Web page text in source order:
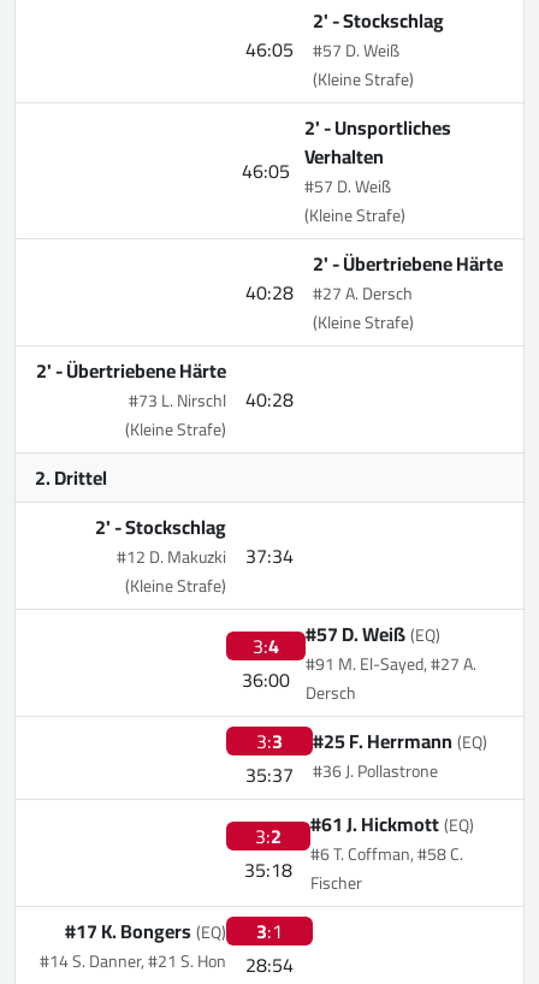
46:05
2' -Stockschlag
#57 D. Weiß
(Kleine Strafe)
46:05
2' -Unsportliches
Verhalten
#57 D. Weiß
(Kleine Strafe)
40:28
2' -Übertriebene Härte
#27 A. Dersch
(Kleine Strafe)
40:28
2' -Übertriebene Härte
#73 L. Nirschl
(Kleine Strafe)
2. Drittel
37:34
2' -Stockschlag
#12 D. Makuzki
(Kleine Strafe)
3:4
36:00
#57 D. Weiß(EQ)
#91 M. El-Sayed, #27 A.
Dersch
3:3
35:37
#25 F. Herrmann(EQ)
#36 J. Pollastrone
3:2
35:18
#61 J. Hickmott(EQ)
#6 T. Coffman, #58 C.
Fischer
3:1
28:54
#17 K. Bongers(EQ)
#14 S. Danner, #21 S. Hon